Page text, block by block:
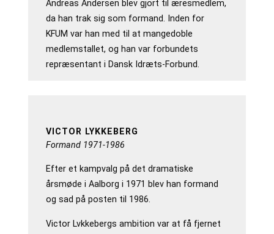
Andreas Andersen blev gjort til æresmedlem,
da han trak sig som formand. Inden for
KFUM var han med til at mangedoble
medlemstallet, og han var forbundets
repræsentant i Dansk Idræts-Forbund.
VICTOR LYKKEBERG
Formand 1971-1986
Efter et kampvalg på det dramatiske
årsmøde i Aalborg i 1971 blev han formand
og sad på posten til 1986.
Victor Lvkkebergs ambition var at få fjernet